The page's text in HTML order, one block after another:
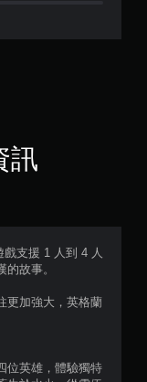
9
分
訊
戲支援 1 人到 4 人
故事。
更加強大，英格蘭
位英雄，體驗獨特